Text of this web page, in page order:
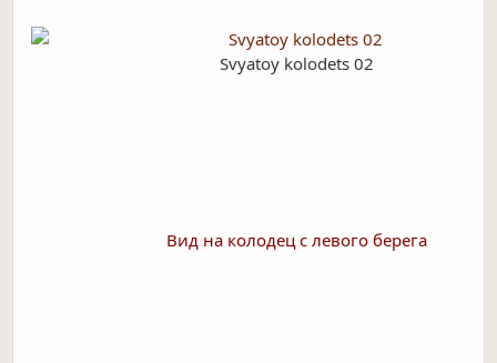
Svyatoy kolodets 02
Вид на колодец с левого берега